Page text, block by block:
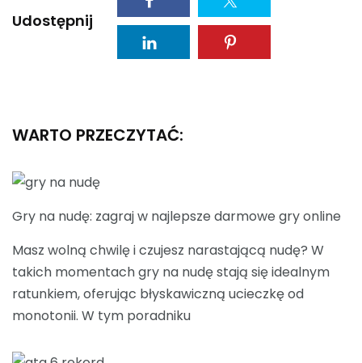
Udostępnij
WARTO PRZECZYTAĆ:
Gry na nudę: zagraj w najlepsze darmowe gry online
Masz wolną chwilę i czujesz narastającą nudę? W
takich momentach gry na nudę stają się idealnym
ratunkiem, oferując błyskawiczną ucieczkę od
monotonii. W tym poradniku